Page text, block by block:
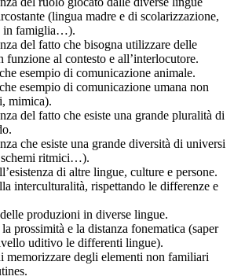
(lingua madre e di scolarizzazione,
in famiglia…).
del fatto che bisogna utilizzare delle
funzione al contesto e all’interlocutore.
esempio di comunicazione animale.
esempio di comunicazione umana non
mimica).
del fatto che esiste una grande pluralità di
che esiste una grande diversità di universi
ritmici…).
di altre lingue, culture e persone.
interculturalità, rispettando le differenze e
produzioni in diverse lingue.
prossimità e la distanza fonematica (saper
uditivo le differenti lingue).
memorizzare degli elementi non familiari